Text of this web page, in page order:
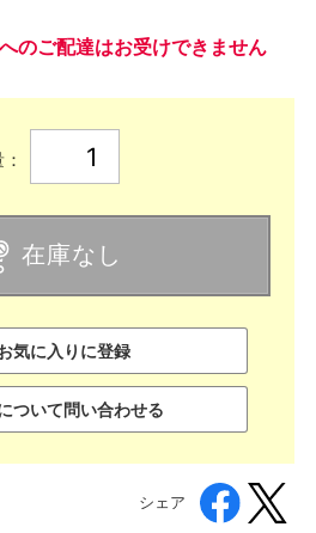
のご配達はお受けできません
在庫なし
気に入りに登録
ついて問い合わせる
シェア